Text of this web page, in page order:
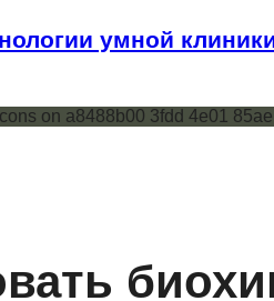
умной